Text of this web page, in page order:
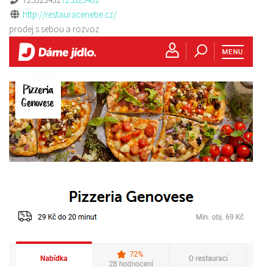
http://restauracenebe.cz/
prodej s sebou a rozvoz